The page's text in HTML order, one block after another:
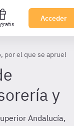
Acceder
el que se
y
Andalucía,